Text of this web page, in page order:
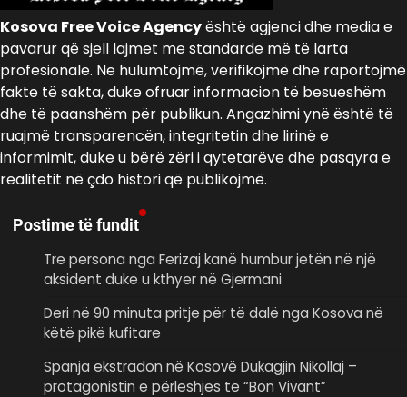
Kosova Free Voice Agencyështë agjenci dhe media e
pavarur që sjell lajmet me standarde më të larta
profesionale. Ne hulumtojmë, verifikojmë dhe raportojmë
fakte të sakta, duke ofruar informacion të besueshëm
dhe të paanshëm për publikun. Angazhimi ynë është të
ruajmë transparencën, integritetin dhe lirinë e
informimit, duke u bërë zëri i qytetarëve dhe pasqyra e
realitetit në çdo histori që publikojmë.
Postime të fundit
Tre persona nga Ferizaj kanë humbur jetën në një
aksident duke u kthyer në Gjermani
Deri në 90 minuta pritje për të dalë nga Kosova në
këtë pikë kufitare
Spanja ekstradon në Kosovë Dukagjin Nikollaj –
protagonistin e përleshjes te “Bon Vivant”